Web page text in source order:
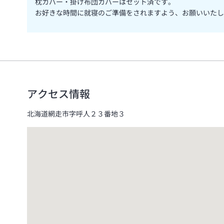
枕カバー・掛け布団カバーはセット済です。
お好きな時間に就寝のご準備をされますよう、お願いいた
アクセス情報
北海道網走市字呼人２３番地３